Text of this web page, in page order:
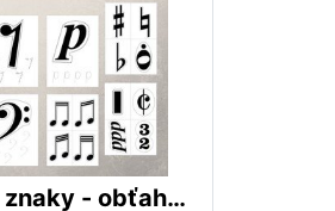
Hudobné znaky - obťahovanie, strihanie